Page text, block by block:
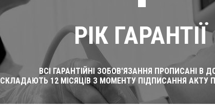
РІК ГАРАНТІЇ
ВСІ ГАРАНТІЙНІ ЗОБОВ'ЯЗАННЯ ПРОПИСАНІ В
І СКЛАДАЮТЬ 12 МІСЯЦІВ З МОМЕНТУ ПІДПИСАННЯ АКТУ